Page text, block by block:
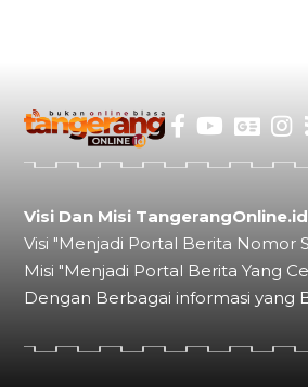
Visi Dan Misi
Visi "Menjadi Portal Berita Nomor
Misi "Menjadi Portal Berita Yang
Dengan Berbagai informasi yang